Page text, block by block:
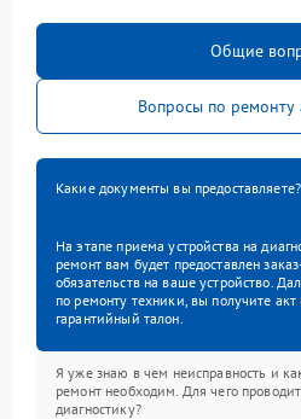
Общие
Вопросы по ремонту
Какие документы вы предоставляете?
На этапе приема устройства на
ремонт вам будет предоставлен
обязательств на ваше устройство.
по ремонту техники, вы получите
гарантийный талон.
Я уже знаю в чем неисправность и
ремонт необходим. Для чего
диагностику?